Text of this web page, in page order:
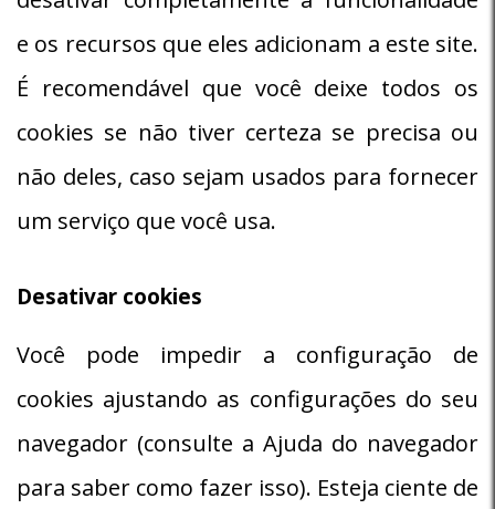
e os recursos que eles adicionam a este site.
É recomendável que você deixe todos os
cookies se não tiver certeza se precisa ou
não deles, caso sejam usados ​​para fornecer
um serviço que você usa.
Desativar cookies
Você pode impedir a configuração de
cookies ajustando as configurações do seu
navegador (consulte a Ajuda do navegador
para saber como fazer isso). Esteja ciente de